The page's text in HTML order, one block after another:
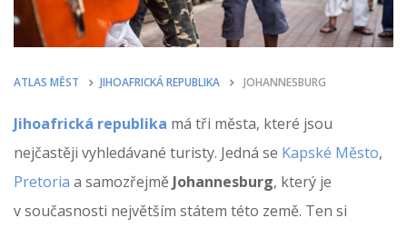
ATLAS MĚST JIHOAFRICKÁ REPUBLIKA JOHANNESBURG
Jihoafrická republika má tři města, které jsou
nejčastěji vyhledávané turisty. Jedná se Kapské Město,
Pretoria a samozřejmě Johannesburg, který je
v současnosti největším státem této země. Ten si